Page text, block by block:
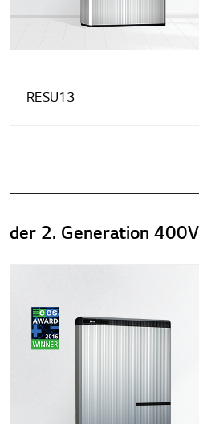
RESU13
der 2. Generation 400V